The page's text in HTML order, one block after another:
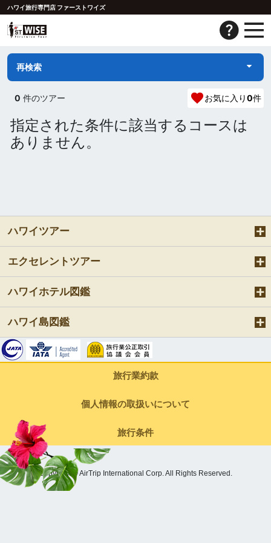
ハワイ旅行専門店 ファーストワイズ
再検索
0 件のツアー お気に入り0件
指定された条件に該当するコースは
ありません。
ハワイツアー
エクセレントツアー
ハワイホテル図鑑
ハワイ島図鑑
旅行業約款
個人情報の取扱いについて
旅行条件
Copyright © AirTrip International Corp. All Rights Reserved.